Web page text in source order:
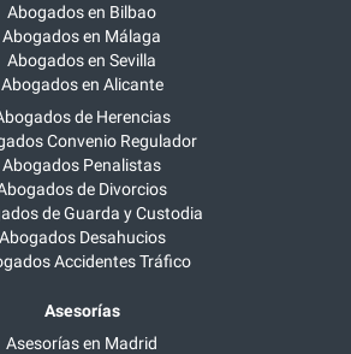
Abogados en Bilbao
Abogados en Málaga
Abogados en Sevilla
Abogados en Alicante
de Herencias
Convenio Regulador
Abogados Penalistas
de Divorcios
de Guarda y Custodia
Abogados Desahucios
Accidentes Tráfico
Asesorías
Asesorías en Madrid